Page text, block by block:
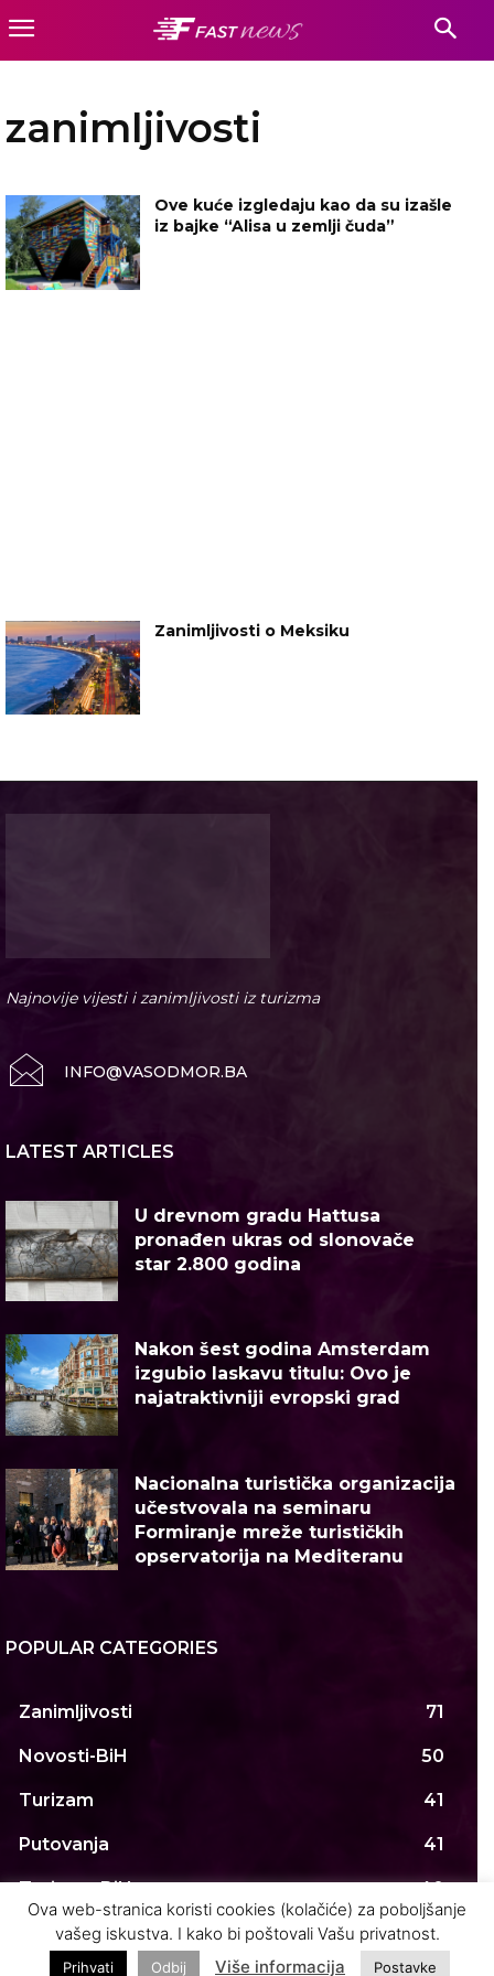
zanimljivosti
Ove kuće izgledaju kao da su izašle
iz bajke “Alisa u zemlji čuda”
Zanimljivosti o Meksiku
Najnovije vijesti i zanimljivosti iz turizma
INFO@VASODMOR.BA
LATEST ARTICLES
U drevnom gradu Hattusa
pronađen ukras od slonovače
star 2.800 godina
Nakon šest godina Amsterdam
izgubio laskavu titulu: Ovo je
najatraktivniji evropski grad
Nacionalna turistička organizacija
učestvovala na seminaru
Formiranje mreže turističkih
opservatorija na Mediteranu
POPULAR CATEGORIES
Zanimljivosti 71
Novosti-BiH 50
Turizam 41
Putovanja 41
Turizam-BiH 40
Novosti 38
Ova web-stranica koristi cookies (kolačiće) za poboljšanje
vašeg iskustva. I kako bi poštovali Vašu privatnost.
Prihvati Odbij Više informacija Postavke